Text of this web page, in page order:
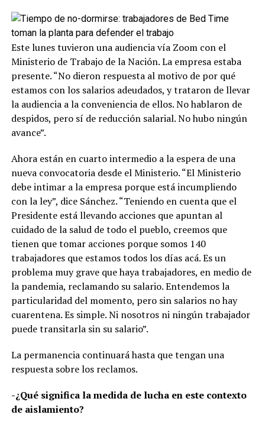
Este lunes tuvieron una audiencia vía Zoom con el
Ministerio de Trabajo de la Nación. La empresa estaba
presente. “No dieron respuesta al motivo de por qué
estamos con los salarios adeudados, y trataron de llevar
la audiencia a la conveniencia de ellos. No hablaron de
despidos, pero sí de reducción salarial. No hubo ningún
avance”.
Ahora están en cuarto intermedio a la espera de una
nueva convocatoria desde el Ministerio. “El Ministerio
debe intimar a la empresa porque está incumpliendo
con la ley”, dice Sánchez. “Teniendo en cuenta que el
Presidente está llevando acciones que apuntan al
cuidado de la salud de todo el pueblo, creemos que
tienen que tomar acciones porque somos 140
trabajadores que estamos todos los días acá. Es un
problema muy grave que haya trabajadores, en medio de
la pandemia, reclamando su salario. Entendemos la
particularidad del momento, pero sin salarios no hay
cuarentena. Es simple. Ni nosotros ni ningún trabajador
puede transitarla sin su salario”.
La permanencia continuará hasta que tengan una
respuesta sobre los reclamos.
-¿Qué significa la medida de lucha en este contexto
de aislamiento?